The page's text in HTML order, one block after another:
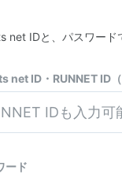
net IDと、パスワード
net ID・RUNNET ID（
ード